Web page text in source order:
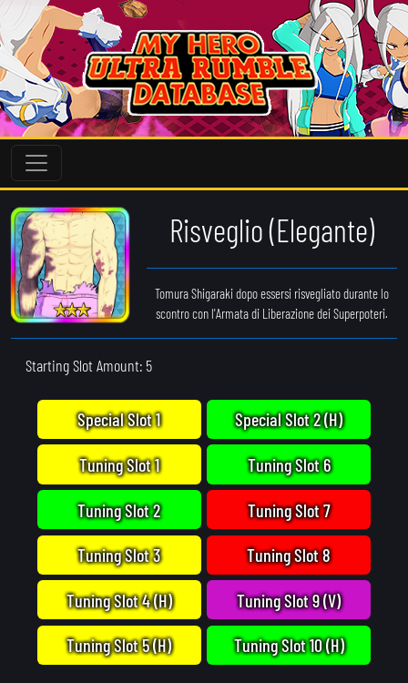
Risveglio (Elegante)
Tomura Shigaraki dopo essersi risvegliato durante lo
scontro con l'Armata di Liberazione dei Superpoteri.
Starting Slot Amount: 5
Special Slot 1
Tuning Slot 1
Tuning Slot 2
Tuning Slot 3
Tuning Slot 4 (H)
Tuning Slot 5 (H)
Special Slot 2 (H)
Tuning Slot 6
Tuning Slot 7
Tuning Slot 8
Tuning Slot 9 (V)
Tuning Slot 10 (H)